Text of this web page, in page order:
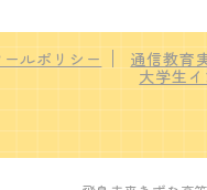
ールポリシー 通信教育
大学生